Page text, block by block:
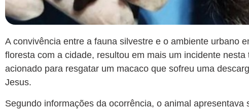
A convivência entre a fauna silvestre e o ambiente urbano
floresta com a cidade, resultou em mais um incidente
acionado para resgatar um macaco que sofreu uma
Jesus.
Segundo informações da ocorrência, o animal